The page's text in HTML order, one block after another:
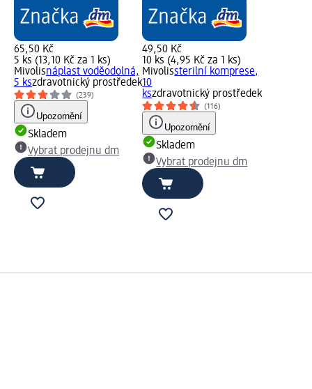
65,50 Kč
5 ks (13,10 Kč za 1 ks)
Mivolisnáplast voděodolná,
5 kszdravotnický prostředek
(239)
Upozornění
Skladem
Vybrat prodejnu dm
49,50 Kč
10 ks (4,95 Kč za 1 ks)
Mivolissterilní komprese,
10
kszdravotnický prostředek
(116)
Upozornění
Skladem
Vybrat prodejnu dm